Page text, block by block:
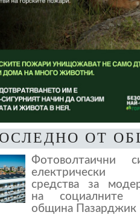
ОТ
Фотоволтаични
електрически
средства за
на социалните
община Пазарджик